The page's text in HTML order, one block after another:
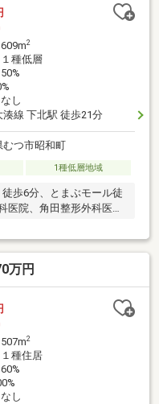
2
種低層
し
湊線 下北駅 徒歩21分
むつ市昭和町
1種低層地域
歩6分、とまぶモール徒
医院、角田整形外科医
万円
2
種住居
し